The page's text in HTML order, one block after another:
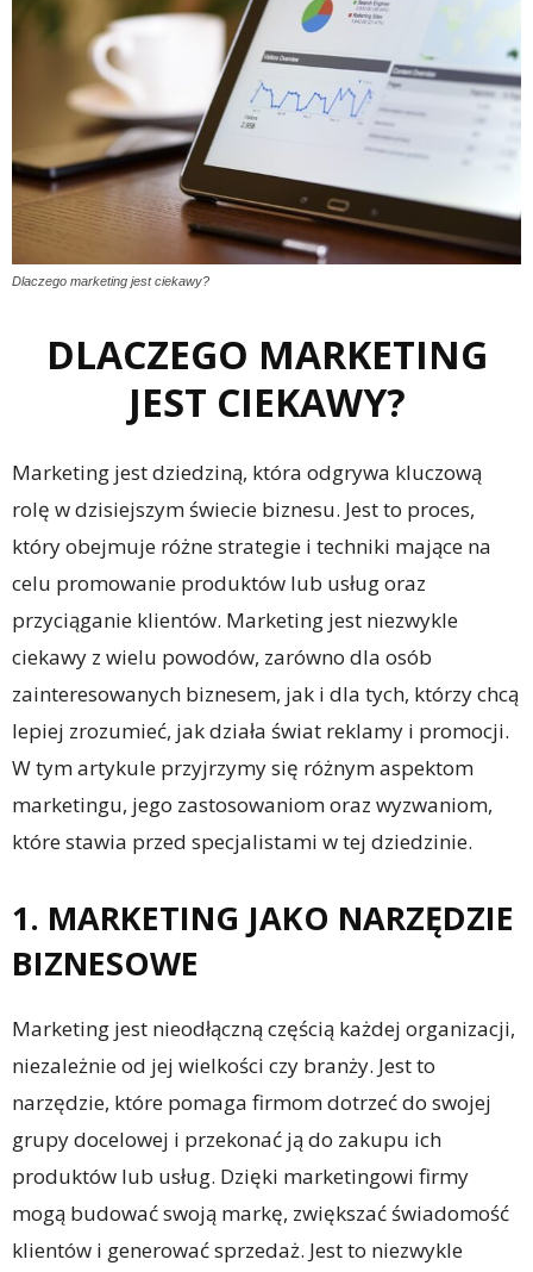
Dlaczego marketing jest ciekawy?
DLACZEGO MARKETING
JEST CIEKAWY?
Marketing jest dziedziną, która odgrywa kluczową
rolę w dzisiejszym świecie biznesu. Jest to proces,
który obejmuje różne strategie i techniki mające na
celu promowanie produktów lub usług oraz
przyciąganie klientów. Marketing jest niezwykle
ciekawy z wielu powodów, zarówno dla osób
zainteresowanych biznesem, jak i dla tych, którzy chcą
lepiej zrozumieć, jak działa świat reklamy i promocji.
W tym artykule przyjrzymy się różnym aspektom
marketingu, jego zastosowaniom oraz wyzwaniom,
które stawia przed specjalistami w tej dziedzinie.
1. MARKETING JAKO NARZĘDZIE
BIZNESOWE
Marketing jest nieodłączną częścią każdej organizacji,
niezależnie od jej wielkości czy branży. Jest to
narzędzie, które pomaga firmom dotrzeć do swojej
grupy docelowej i przekonać ją do zakupu ich
produktów lub usług. Dzięki marketingowi firmy
mogą budować swoją markę, zwiększać świadomość
klientów i generować sprzedaż. Jest to niezwykle